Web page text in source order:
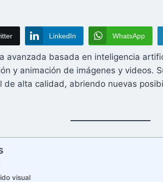
LinkedIn WhatsApp
avanzada basada en inteligencia
y animación de imágenes y videos.
de alta calidad, abriendo nuevas
visual